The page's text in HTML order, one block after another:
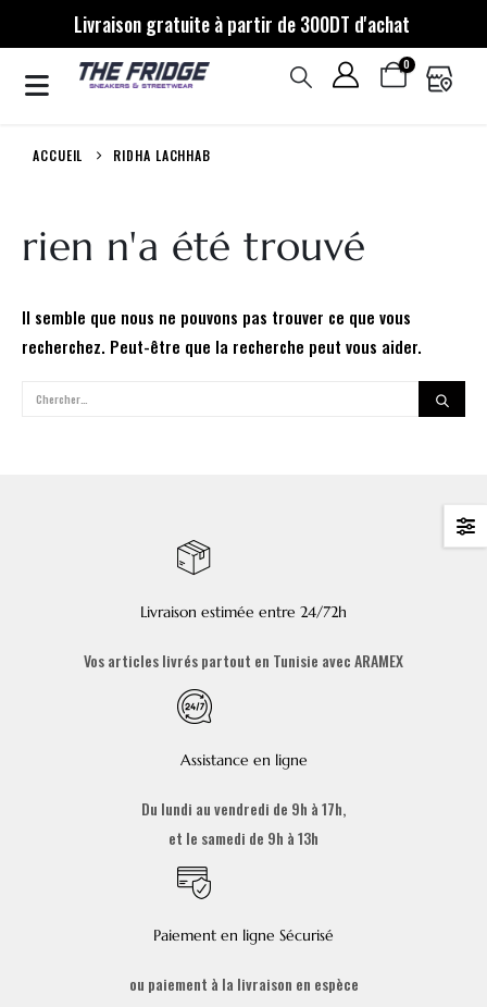
Livraison gratuite à partir de 300DT d'achat
0
ACCUEIL RIDHA LACHHAB
rien n'a été trouvé
Il semble que nous ne pouvons pas trouver ce que vous
recherchez. Peut-être que la recherche peut vous aider.
Livraison estimée entre 24/72h
Vos articles livrés partout en Tunisie avec ARAMEX
Assistance en ligne
Du lundi au vendredi de 9h à 17h,
et le samedi de 9h à 13h
Paiement en ligne Sécurisé
ou paiement à la livraison en espèce